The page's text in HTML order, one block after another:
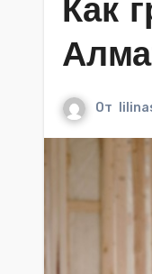
Как
От